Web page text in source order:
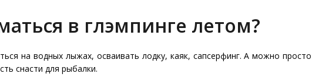
в глэмпинге летом?
на водных лыжах, осваивать лодку, каяк, сапсерфинг. А можно
снасти для рыбалки.